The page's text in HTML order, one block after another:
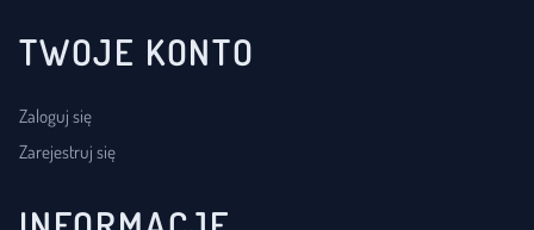
TWOJE KONTO
Zaloguj się
Zarejestruj się